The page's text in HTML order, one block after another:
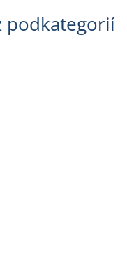
podkategorií